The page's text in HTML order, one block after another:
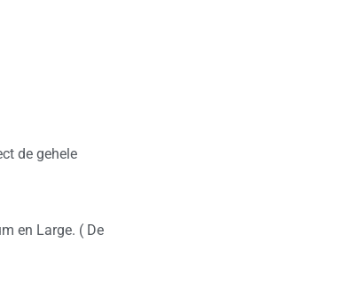
de gehele
en Large. ( De